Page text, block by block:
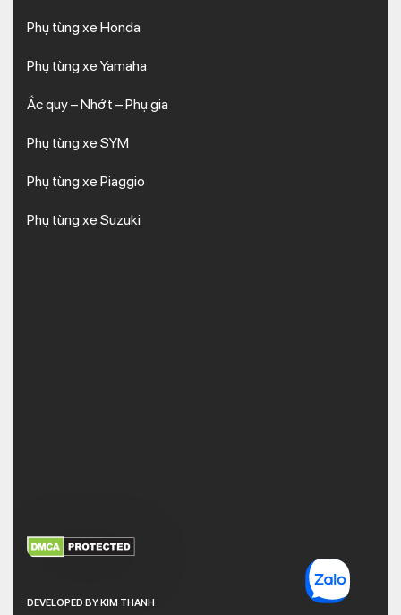
Phụ tùng xe Honda
Phụ tùng xe Yamaha
Ắc quy – Nhớt – Phụ gia
Phụ tùng xe SYM
Phụ tùng xe Piaggio
Phụ tùng xe Suzuki
DEVELOPED BY KIM THANH
XEM THÊM